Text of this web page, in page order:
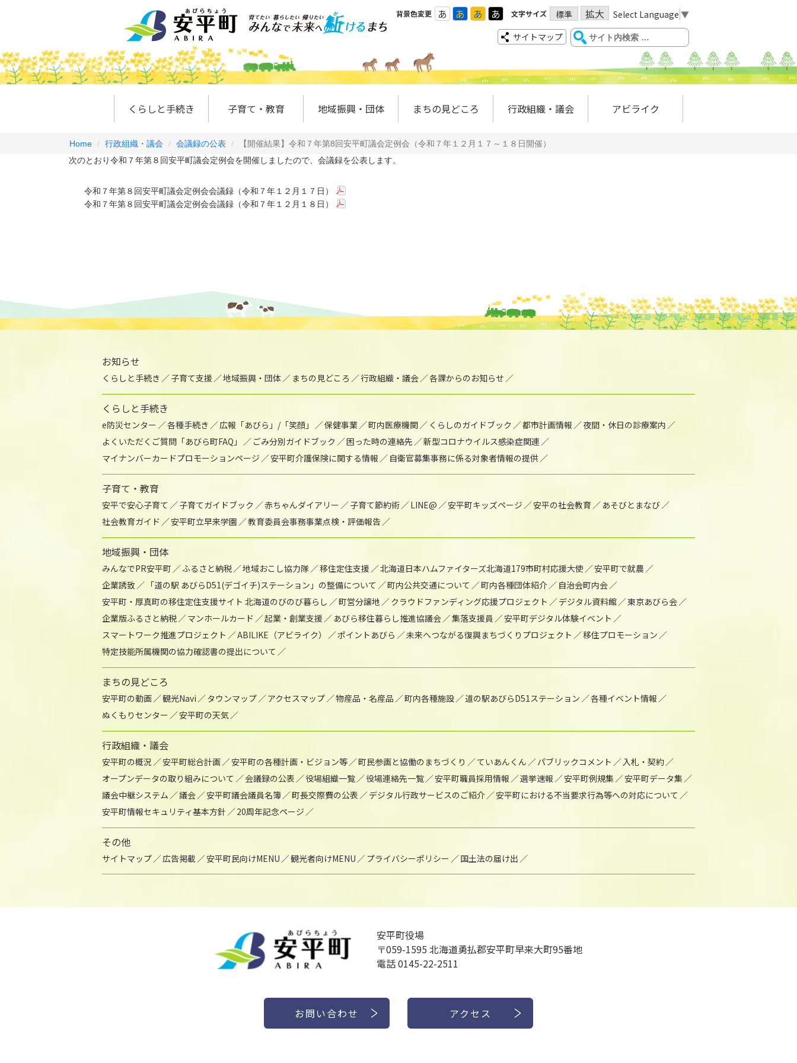
背景色変更 あ あ あ あ 文字サイズ 標準 拡大 Select Language ▼
サイトマップ
くらしと手続き 子育て・教育 地域振興・団体 まちの見どころ 行政組織・議会 アビライク
Home 行政組織・議会 会議録の公表
【開催結果】令和７年第8回安平町議会定例会（令和７年１２月１７～１８日開催）
次のとおり令和７年第８回安平町議会定例会を開催しましたので、会議録を公表します。
令和７年第８回安平町議会定例会会議録（令和７年１２月１７日）
令和７年第８回安平町議会定例会会議録（令和７年１２月１８日）
お知らせ
くらしと手続き 子育て支援 地域振興・団体 まちの見どころ 行政組織・議会 各課からのお知らせ
くらしと手続き
e防災センター 各種手続き 広報「あびら」/「笑顔」 保健事業 町内医療機関 くらしのガイドブック 都市計画情報
夜間・休日の診療案内
よくいただくご質問「あびら町FAQ」
ごみ分別ガイドブック 困った時の連絡先
新型コロナウイルス感染症関連
マイナンバーカードプロモーションページ
安平町介護保険に関する情報 自衛官募集事務に係る対象者情報の提供
子育て・教育
安平で安心子育て 子育てガイドブック 赤ちゃんダイアリー 子育て節約術 LINE@ 安平町キッズページ 安平の社会教育
あそびとまなび
社会教育ガイド
安平町立早来学園 教育委員会事務事業点検・評価報告
地域振興・団体
みんなでPR安平町 ふるさと納税 地域おこし協力隊 移住定住支援 北海道日本ハムファイターズ北海道179市町村応援大使
安平町で就農
企業誘致
「道の駅 あびらD51(デゴイチ)ステーション」の整備について 町内公共交通について 町内各種団体紹介
自治会町内会
安平町・厚真町の移住定住支援サイト 北海道のびのび暮らし
町営分譲地 クラウドファンディング応援プロジェクト デジタル資料館
東京あびら会
企業版ふるさと納税
マンホールカード 起業・創業支援 あびら移住暮らし推進協議会 集落支援員
安平町デジタル体験イベント
スマートワーク推進プロジェクト
ABILIKE（アビライク） ポイントあびら 未来へつながる復興まちづくりプロジェクト
移住プロモーション
特定技能所属機関の協力確認書の提出について
まちの見どころ
安平町の動画 観光Navi タウンマップ アクセスマップ 物産品・名産品 町内各種施設 道の駅あびらD51ステーション
各種イベント情報
ぬくもりセンター
安平町の天気
行政組織・議会
安平町の概況 安平町総合計画 安平町の各種計画・ビジョン等 町民参画と協働のまちづくり ていあんくん パブリックコメント
入札・契約
オープンデータの取り組みについて
会議録の公表 役場組織一覧 役場連絡先一覧 安平町職員採用情報 選挙速報 安平町例規集
安平町データ集
議会中継システム
議会 安平町議会議員名簿 町長交際費の公表 デジタル行政サービスのご紹介
安平町における不当要求行為等への対応について
安平町情報セキュリティ基本方針
20周年記念ページ
その他
サイトマップ 広告掲載 安平町民向けMENU 観光者向けMENU プライバシーポリシー 国土法の届け出
安平町役場
〒059-1595 北海道勇払郡安平町早来大町95番地
電話 0145-22-2511
お問い合わせ アクセス